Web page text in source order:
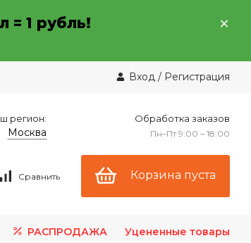
= 1 рубль!
Вход / Регистрация
регион:
Москва
Обработка заказов
Пн–Пт 9:00 – 18:00
Сравнить Корзина пуста
РАСПРОДАЖА Уцененные товары